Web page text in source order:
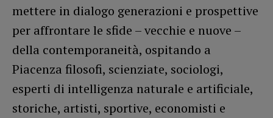
mettere in dialogo generazioni e prospettive
per affrontare le sfide – vecchie e nuove –
della contemporaneità, ospitando a
Piacenza filosofi, scienziate, sociologi,
esperti di intelligenza naturale e artificiale,
storiche, artisti, sportive, economisti e